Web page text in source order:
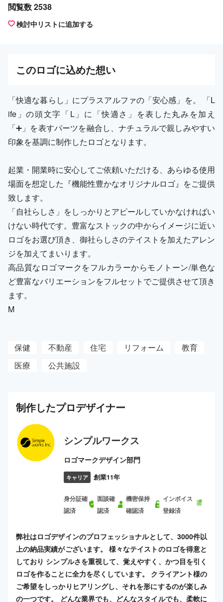
閲覧数 2538
検討中リストに追加する
このロゴに込めた想い
「快適な暮らし」にプラスアルファの「安心感」を。 「L
ife」の頭文字「L」に「快適さ」を表した丸みを加え
「➕」を表すパーツを融合し、ナチュラルで親しみやすい
印象を基調に制作したロゴとなります。
起業・開業時に安心してご依頼いただける、あらゆる使用
場面を想定した『機能性豊かなオリジナルロゴ』をご提供
致します。
「自社らしさ」をしっかりとアピールしていかなければい
けない時代です。豊富なストックの中からイメージに近い
ロゴをお選び頂き、御社らしさのテイストを加えたアレン
ジを加えてまいります。
高品質なロゴマークをフルカラーからモノトーン/単色な
ど豊富なバリエーションをフルセットでご提供させて頂き
ます。
M
保健 不動産 住宅 リフォーム
教育
医療
公共施設
制作したプロデザイナー
シンプルワークス
ロゴマークデザイン部門
キャリア 創業11年
身分証確
認済
面談確
認済
機密保持
確認済
インボイス
登録済
弊社はロゴデザインのプロフェッショナルとして、3000件以
上の納品実績がございます。 様々なテイストのロゴを得意と
しており シンプルさを重視して、覚えやすく、かつ目を引く
ロゴを作ることに全力を尽くしています。 クライアント様の
ご希望をしっかりヒアリングし、それを形にするのが楽しみ
の一つです。 どんな業界でも、どんなスタイルでも、柔軟に